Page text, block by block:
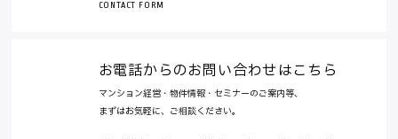
CONTACT FORM
お電話からのお問い合わせはこちら
マンション経営・物件情報・セミナーのご案内等、
まずはお気軽に、ご相談ください。